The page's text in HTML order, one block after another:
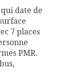
date de
7 places
PMR.